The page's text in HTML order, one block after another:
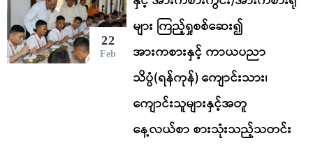
22
Feb
များ ကြည့်ရှုစစ်ဆေး၍
အားကစားနှင့် ကာယပညာ
သိပ္ပံ(ရန်ကုန်) ကျောင်းသား၊
ကျောင်းသူများနှင့်အတူ
နေ့လယ်စာ စားသုံးသည့်သတင်း